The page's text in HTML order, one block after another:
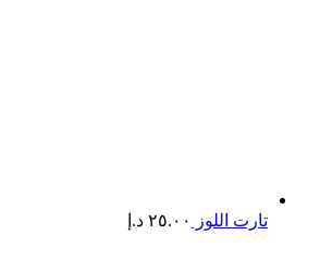
تارت اللوز ٢٥.٠٠ د.إ